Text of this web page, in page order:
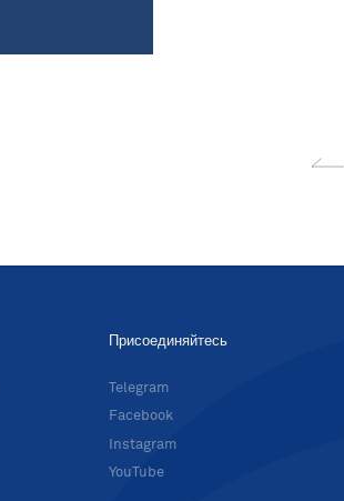
Присоединяйтесь
Telegram
Facebook
Instagram
YouTube